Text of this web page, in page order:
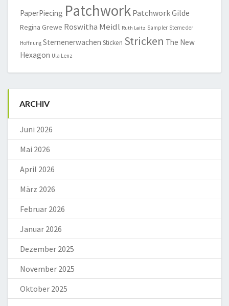
PaperPiecing Patchwork Patchwork Gilde
Regina Grewe Roswitha Meidl Ruth Leitz Sampler Sterne der
Hoffnung Sternenerwachen Sticken Stricken The New
Hexagon Ula Lenz
ARCHIV
Juni 2026
Mai 2026
April 2026
März 2026
Februar 2026
Januar 2026
Dezember 2025
November 2025
Oktober 2025